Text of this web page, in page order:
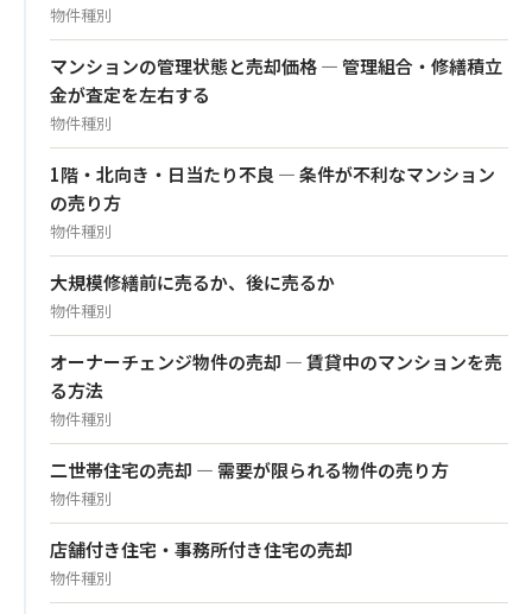
物件種別
マンションの管理状態と売却価格 — 管理組合・修繕積立
金が査定を左右する
物件種別
1階・北向き・日当たり不良 — 条件が不利なマンション
の売り方
物件種別
大規模修繕前に売るか、後に売るか
物件種別
オーナーチェンジ物件の売却 — 賃貸中のマンションを売
る方法
物件種別
二世帯住宅の売却 — 需要が限られる物件の売り方
物件種別
店舗付き住宅・事務所付き住宅の売却
物件種別